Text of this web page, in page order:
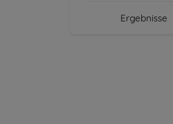
Ergebnisse